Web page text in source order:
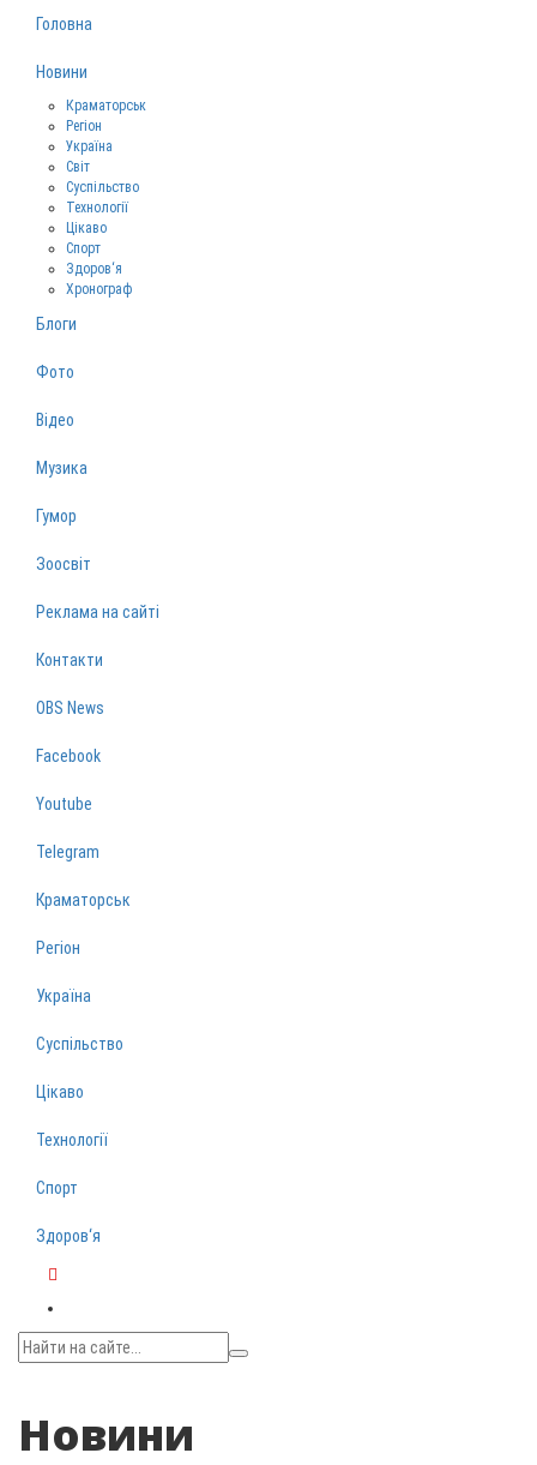
Головна
Новини
Краматорськ
Регіон
Україна
Світ
Суспільство
Технології
Цікаво
Спорт
Здоров‘я
Хронограф
Блоги
Фото
Відео
Музика
Гумор
Зоосвіт
Реклама на сайті
Контакти
OBS News
Facebook
Youtube
Telegram
Краматорськ
Регіон
Україна
Суспільство
Цікаво
Технології
Спорт
Здоров‘я
Новини